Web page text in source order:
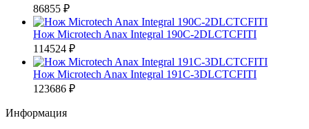
86855 ₽
Нож Microtech Anax Integral 190C-2DLCTCFITI
114524 ₽
Нож Microtech Anax Integral 191C-3DLCTCFITI
123686 ₽
Информация